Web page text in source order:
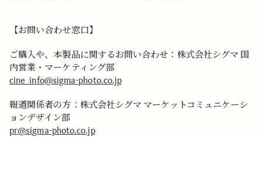
【お問い合わせ窓口】
ご購入や、本製品に関するお問い合わせ：株式会社シグマ 国
内営業・マーケティング部
cine_info@sigma-photo.co.jp
報道関係者の方：株式会社シグマ マーケットコミュニケーシ
ョンデザイン部
pr@sigma-photo.co.jp